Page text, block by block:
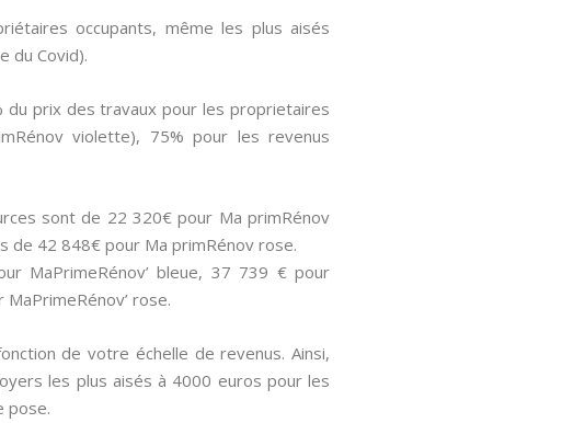
occupants, même les plus aisés
du Covid).
prix des travaux pour les proprietaires
violette), 75% pour les revenus
sont de 22 320€ pour Ma primRénov
de 42 848€ pour Ma primRénov rose.
MaPrimeRénov’ bleue, 37 739 € pour
rose.
de votre échelle de revenus. Ainsi,
les plus aisés à 4000 euros pour les
pose.